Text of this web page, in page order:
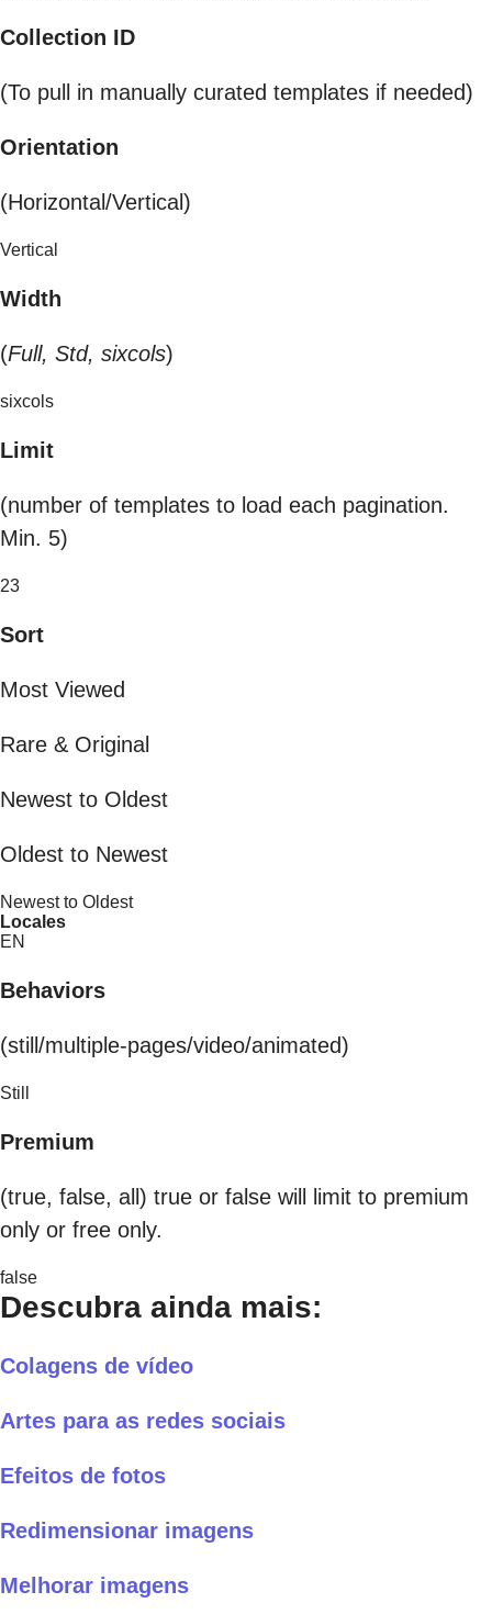
Collection ID
(To pull in manually curated templates if needed)
Orientation
(Horizontal/Vertical)
Vertical
Width
(Full, Std, sixcols)
sixcols
Limit
(number of templates to load each pagination.
Min. 5)
23
Sort
Most Viewed
Rare & Original
Newest to Oldest
Oldest to Newest
Newest to Oldest
Locales
EN
Behaviors
(still/multiple-pages/video/animated)
Still
Premium
(true, false, all) true or false will limit to premium
only or free only.
false
Descubra ainda mais:
Colagens de vídeo
Artes para as redes sociais
Efeitos de fotos
Redimensionar imagens
Melhorar imagens